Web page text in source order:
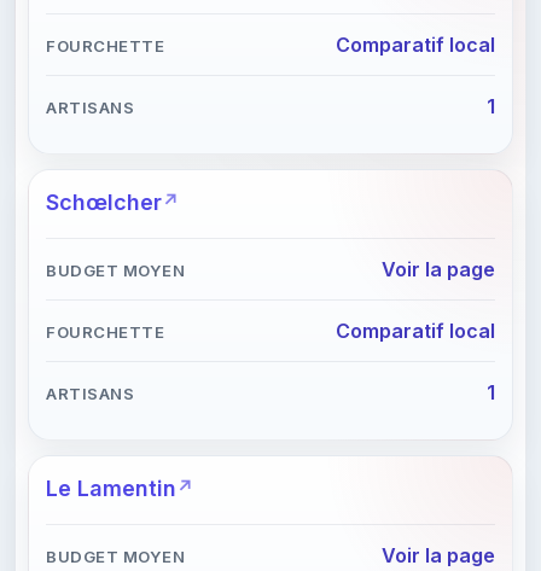
Comparatif local
1
Schœlcher
Voir la page
Comparatif local
1
Le Lamentin
Voir la page